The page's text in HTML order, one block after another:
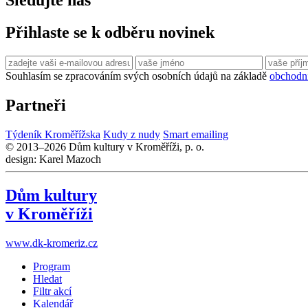
Přihlaste se k odběru novinek
Souhlasím se zpracováním svých osobních údajů na základě
Partneři
Týdeník Kroměřížska Kudy z nudy Smart emailing
© 2013–2026 Dům kultury v Kroměříži, p. o.
design: Karel Mazoch
Dům kultury
v Kroměříži
www.dk-kromeriz.cz
Program
Hledat
Filtr akcí
Kalendář